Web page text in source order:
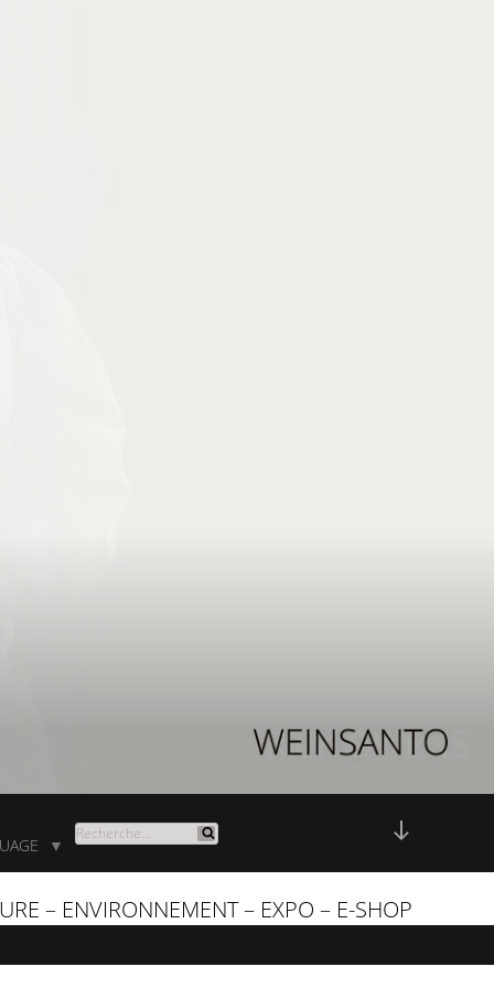
▼
RECHERCHE
:
Recherche
CONTENU
– ENVIRONNEMENT – EXPO – E-SHOP